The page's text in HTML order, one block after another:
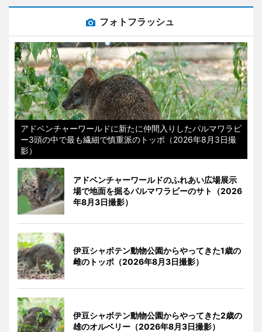
フォトフラッシュ
アドベンチャーワールドに新たに仲間入りしたパルマワラビ
ー3頭の中で最も繊細で慎重派のトッポ（2026年8月3日撮
影）
アドベンチャーワールドのふれあい広場展示
場で地面を掘るパルマワラビーのサト（2026
年8月3日撮影）
伊豆シャボテン動物公園からやってきた1歳の
雌のトッポ（2026年8月3日撮影）
伊豆シャボテン動物公園からやってきた2歳の
雄のオルベリー（2026年8月3日撮影）